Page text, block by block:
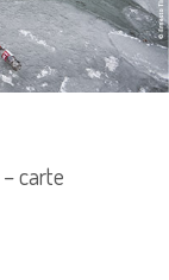
–
carte